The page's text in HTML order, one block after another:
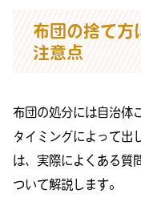
布団の捨て方
注意点
布団の処分には自治体
タイミングによって出
は、実際によくある質
ついて解説します。